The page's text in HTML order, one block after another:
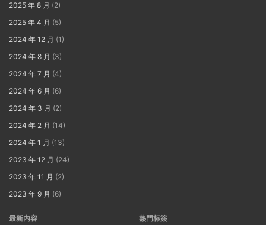
2025 年 8 月 (2)
2025 年 4 月 (5)
2024 年 12 月 (1)
2024 年 8 月 (3)
2024 年 7 月 (4)
2024 年 6 月 (6)
2024 年 3 月 (2)
2024 年 2 月 (14)
2024 年 1 月 (13)
2023 年 12 月 (24)
2023 年 11 月 (2)
2023 年 9 月 (6)
最新内容 熱門标簽